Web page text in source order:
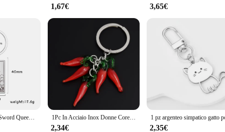
1,67€ 3,65€
COOLTIME Tarot Sword Queen portachiavi per donna uomo spada in acciaio inossidabile simbolo Vintage di Power portachiavi gioielli regali all'ingrosso 1Pc In Acciaio Inox Donne Coreane Fortunato Corno Italiano Cornicello Ciondolo Portachiavi Gioielli Divertente Verdura Pepe Caldo б uutлок Bulk
2,34€ 2,35€